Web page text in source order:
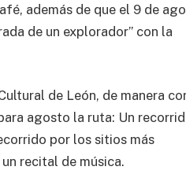
además de que el 9 de
de un explorador” con la
de León, de manera
agosto la ruta: Un
por los sitios más
recital de música.